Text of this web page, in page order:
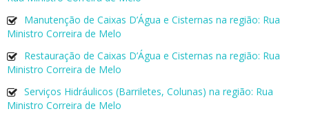
Manutenção de Caixas D’Água e Cisternas na região: Rua
Ministro Correira de Melo
Restauração de Caixas D’Água e Cisternas na região: Rua
Ministro Correira de Melo
Serviços Hidráulicos (Barriletes, Colunas) na região: Rua
Ministro Correira de Melo